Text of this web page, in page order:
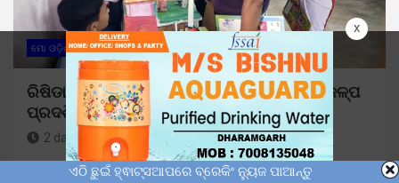
x
ମୋ ଓଡ଼ିଶା
ରିଷିଡା ଶିଶୁମନ୍ଦିରରେ ଜ୍ଞାନବିଜ୍ଞାନ ମେଳା: ୧୩୮ ପ୍ରକଳ୍ପ
ପ୍ରଦର୍ଶିତ
2 days ago Sunil Kumar Dhangadamajhi
ଏଠି ଛୁଇଁ ହ୍ଵାଟ୍ସଆପରେ ବ୍ରେକିଂ ନ୍ୟୁଜ ପାଆନ୍ତୁ